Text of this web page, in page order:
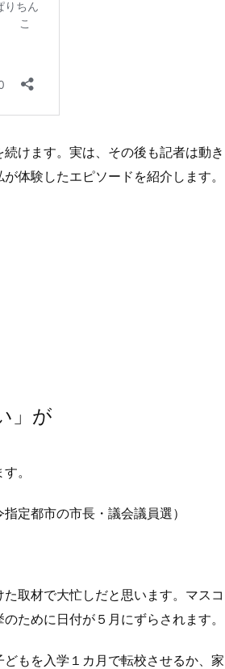
けます。実は、その後も記者は動き
体験したエピソードを紹介します。
」が
。
定都市の市長・議会議員選）
取材で大忙しだと思います。マスコ
ために日付が５月にずらされます。
もを入学１カ月で転校させるか、家